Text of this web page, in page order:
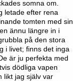
somna om.
letade efter rena
tomten med sin
ännu längre in i
på den stora
i livet; finns det inga
är ju perfekta med
dödliga vapen
likt jag själv var